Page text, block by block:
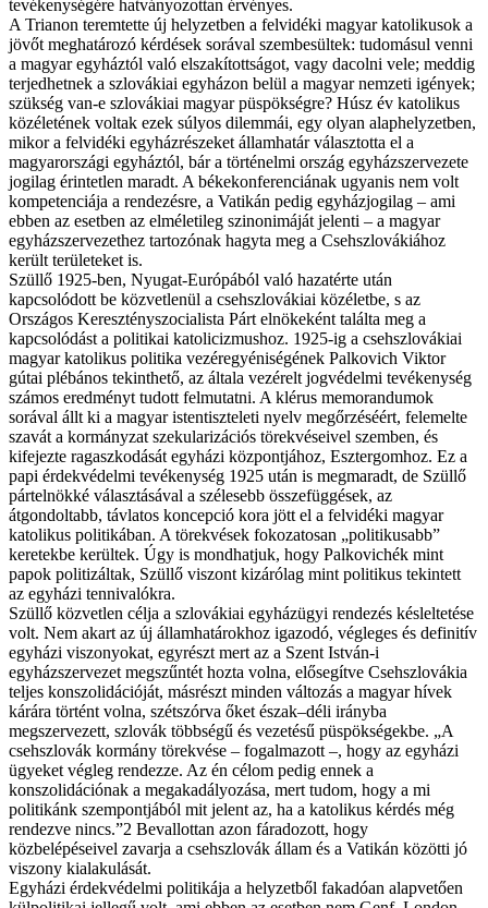
tevékenységére hatványozottan érvényes.
A Trianon teremtette új helyzetben a felvidéki magyar katolikusok a
jövőt meghatározó kérdések sorával szembesültek: tudomásul venni
a magyar egyháztól való elszakítottságot, vagy dacolni vele; meddig
terjedhetnek a szlovákiai egyházon belül a magyar nemzeti igények;
szükség van-e szlovákiai magyar püspökségre? Húsz év katolikus
közéletének voltak ezek súlyos dilemmái, egy olyan alaphelyzetben,
mikor a felvidéki egyházrészeket államhatár választotta el a
magyarországi egyháztól, bár a történelmi ország egyházszervezete
jogilag érintetlen maradt. A békekonferenciának ugyanis nem volt
kompetenciája a rendezésre, a Vatikán pedig egyházjogilag – ami
ebben az esetben az elméletileg szinonimáját jelenti – a magyar
egyházszervezethez tartozónak hagyta meg a Csehszlovákiához
került területeket is.
Szüllő 1925-ben, Nyugat-Európából való hazatérte után
kapcsolódott be közvetlenül a csehszlovákiai közéletbe, s az
Országos Keresztényszocialista Párt elnökeként találta meg a
kapcsolódást a politikai katolicizmushoz. 1925-ig a csehszlovákiai
magyar katolikus politika vezéregyéniségének Palkovich Viktor
gútai plébános tekinthető, az általa vezérelt jogvédelmi tevékenység
számos eredményt tudott felmutatni. A klérus memorandumok
sorával állt ki a magyar istentiszteleti nyelv megőrzéséért, felemelte
szavát a kormányzat szekularizációs törekvéseivel szemben, és
kifejezte ragaszkodását egyházi központjához, Esztergomhoz. Ez a
papi érdekvédelmi tevékenység 1925 után is megmaradt, de Szüllő
pártelnökké választásával a szélesebb összefüggések, az
átgondoltabb, távlatos koncepció kora jött el a felvidéki magyar
katolikus politikában. A törekvések fokozatosan „politikusabb”
keretekbe kerültek. Úgy is mondhatjuk, hogy Palkovichék mint
papok politizáltak, Szüllő viszont kizárólag mint politikus tekintett
az egyházi tennivalókra.
Szüllő közvetlen célja a szlovákiai egyházügyi rendezés késleltetése
volt. Nem akart az új államhatárokhoz igazodó, végleges és definitív
egyházi viszonyokat, egyrészt mert az a Szent István-i
egyházszervezet megszűntét hozta volna, elősegítve Csehszlovákia
teljes konszolidációját, másrészt minden változás a magyar hívek
kárára történt volna, szétszórva őket észak–déli irányba
megszervezett, szlovák többségű és vezetésű püspökségekbe. „A
csehszlovák kormány törekvése – fogalmazott –, hogy az egyházi
ügyeket végleg rendezze. Az én célom pedig ennek a
konszolidációnak a megakadályozása, mert tudom, hogy a mi
politikánk szempontjából mit jelent az, ha a katolikus kérdés még
rendezve nincs.”2 Bevallottan azon fáradozott, hogy
közbelépéseivel zavarja a csehszlovák állam és a Vatikán közötti jó
viszony kialakulását.
Egyházi érdekvédelmi politikája a helyzetből fakadóan alapvetően